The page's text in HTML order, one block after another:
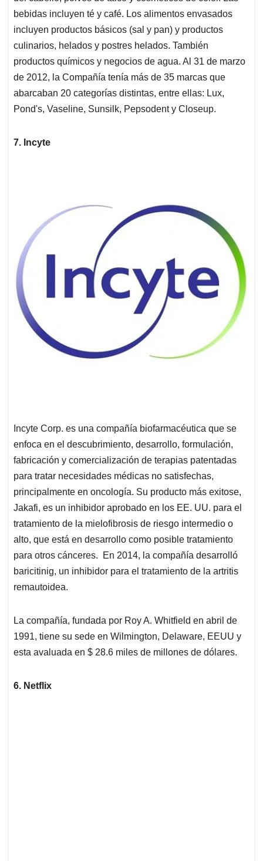
bebidas incluyen té y café. Los alimentos envasados
incluyen productos básicos (sal y pan) y productos
culinarios, helados y postres helados. También
productos químicos y negocios de agua. Al 31 de marzo
de 2012, la Compañía tenía más de 35 marcas que
abarcaban 20 categorías distintas, entre ellas: Lux,
Pond's, Vaseline, Sunsilk, Pepsodent y Closeup.
7. Incyte
Incyte Corp. es una compañía biofarmacéutica que se
enfoca en el descubrimiento, desarrollo, formulación,
fabricación y comercialización de terapias patentadas
para tratar necesidades médicas no satisfechas,
principalmente en oncología. Su producto más exitose,
Jakafi, es un inhibidor aprobado en los EE. UU. para el
tratamiento de la mielofibrosis de riesgo intermedio o
alto, que está en desarrollo como posible tratamiento
para otros cánceres. En 2014, la compañía desarrolló
baricitinig, un inhibidor para el tratamiento de la artritis
remautoidea.
La compañía, fundada por Roy A. Whitfield en abril de
1991, tiene su sede en Wilmington, Delaware, EEUU y
esta avaluada en $ 28.6 miles de millones de dólares.
6. Netflix